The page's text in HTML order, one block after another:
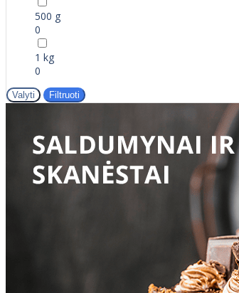
500 g
0
1 kg
0
Valyti Filtruoti